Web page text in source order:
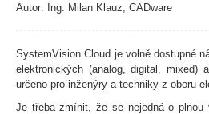
Autor: Ing. Milan Klauz, CADware
SystemVision Cloud je volně dostupné
elektronických (analog, digital, mixed)
určeno pro inženýry a techniky z oboru
Je třeba zmínit, že se nejedná o plnou